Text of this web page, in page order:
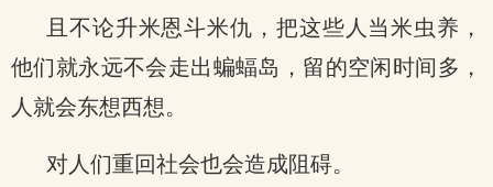
且不论升米恩斗米仇，把这些人当米虫养，
他们就永远不会走出蝙蝠岛，留的空闲时间多，
人就会东想西想。
对人们重回社会也会造成阻碍。